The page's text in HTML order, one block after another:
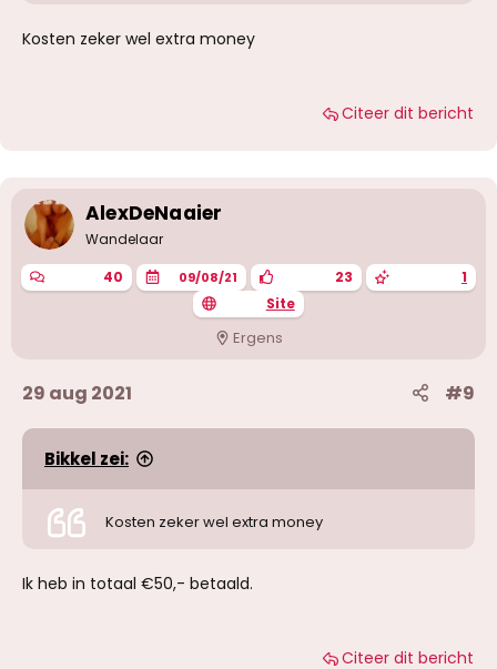
Kosten zeker wel extra money
Citeer dit bericht
AlexDeNaaier
Wandelaar
40 09/08/21 23
1
Site
Ergens
29 aug 2021 #9
Bikkel zei:
Kosten zeker wel extra money
Ik heb in totaal €50,- betaald.
Citeer dit bericht